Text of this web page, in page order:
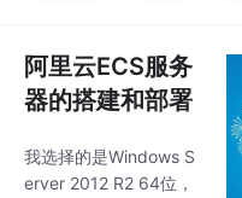
找回密码等。但是很多
小白用户不知道
阿里云ECS服务
器的搭建和部署
我选择的是Windows S
erver 2012 R2 64位，